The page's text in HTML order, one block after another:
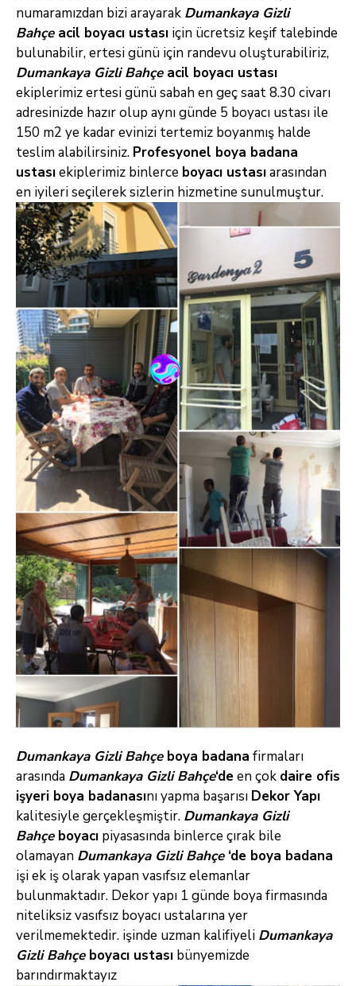
numaramızdan bizi arayarak Dumankaya Gizli
Bahçeacil boyacı ustası için ücretsiz keşif talebinde
bulunabilir, ertesi günü için randevu oluşturabiliriz,
Dumankaya Gizli Bahçe acil boyacı ustası
ekiplerimiz ertesi günü sabah en geç saat 8.30 civarı
adresinizde hazır olup aynı günde 5 boyacı ustası ile
150 m2 ye kadar evinizi tertemiz boyanmış halde
teslim alabilirsiniz. Profesyonel boya badana
ustasıekiplerimiz binlerce boyacı ustasıarasından
en iyileri seçilerek sizlerin hizmetine sunulmuştur.
Dumankaya Gizli Bahçe boya badana firmaları
arasında Dumankaya Gizli Bahçe‘deen çok daire ofis
işyeri boya badanasını yapma başarısı Dekor Yapı
kalitesiyle gerçekleşmiştir. Dumankaya Gizli
Bahçe boyacı piyasasında binlerce çırak bile
olamayan Dumankaya Gizli Bahçe ‘de boya badana
işi ek iş olarak yapan vasıfsız elemanlar
bulunmaktadır. Dekor yapı 1 günde boya firmasında
niteliksiz vasıfsız boyacı ustalarına yer
verilmemektedir. işinde uzman kalifiyeli Dumankaya
Gizli Bahçeboyacı ustası bünyemizde
barındırmaktayız